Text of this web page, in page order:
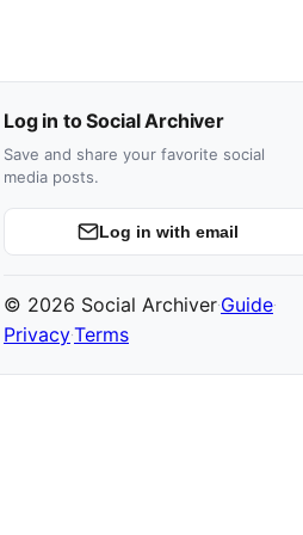
Log in to Social Archiver
Save and share your favorite social
media posts.
Log in with email
© 2026 Social Archiver·Guide·
Privacy·Terms